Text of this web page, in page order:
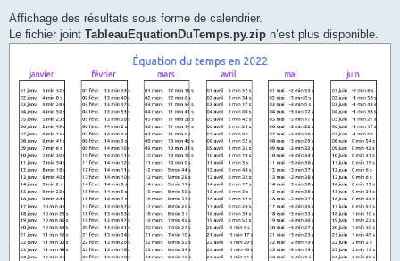
Affichage des résultats sous forme de calendrier.
Le fichier joint TableauEquationDuTemps.py.zip n’est plus disponible.